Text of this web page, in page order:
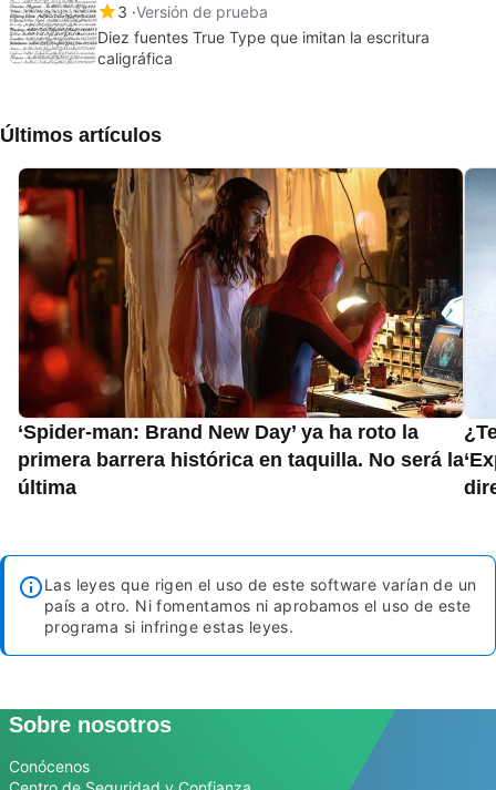
3 Versión de prueba
Diez fuentes True Type que imitan la escritura
caligráfica
Últimos artículos
‘Spider-man: Brand New Day’ ya ha roto la
primera barrera histórica en taquilla. No será la
última
Las leyes que rigen el uso de este software varían de un
país a otro. Ni fomentamos ni aprobamos el uso de este
programa si infringe estas leyes.
Sobre nosotros
Conócenos